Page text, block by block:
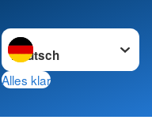
Sprache wechseln zu
Alles klar